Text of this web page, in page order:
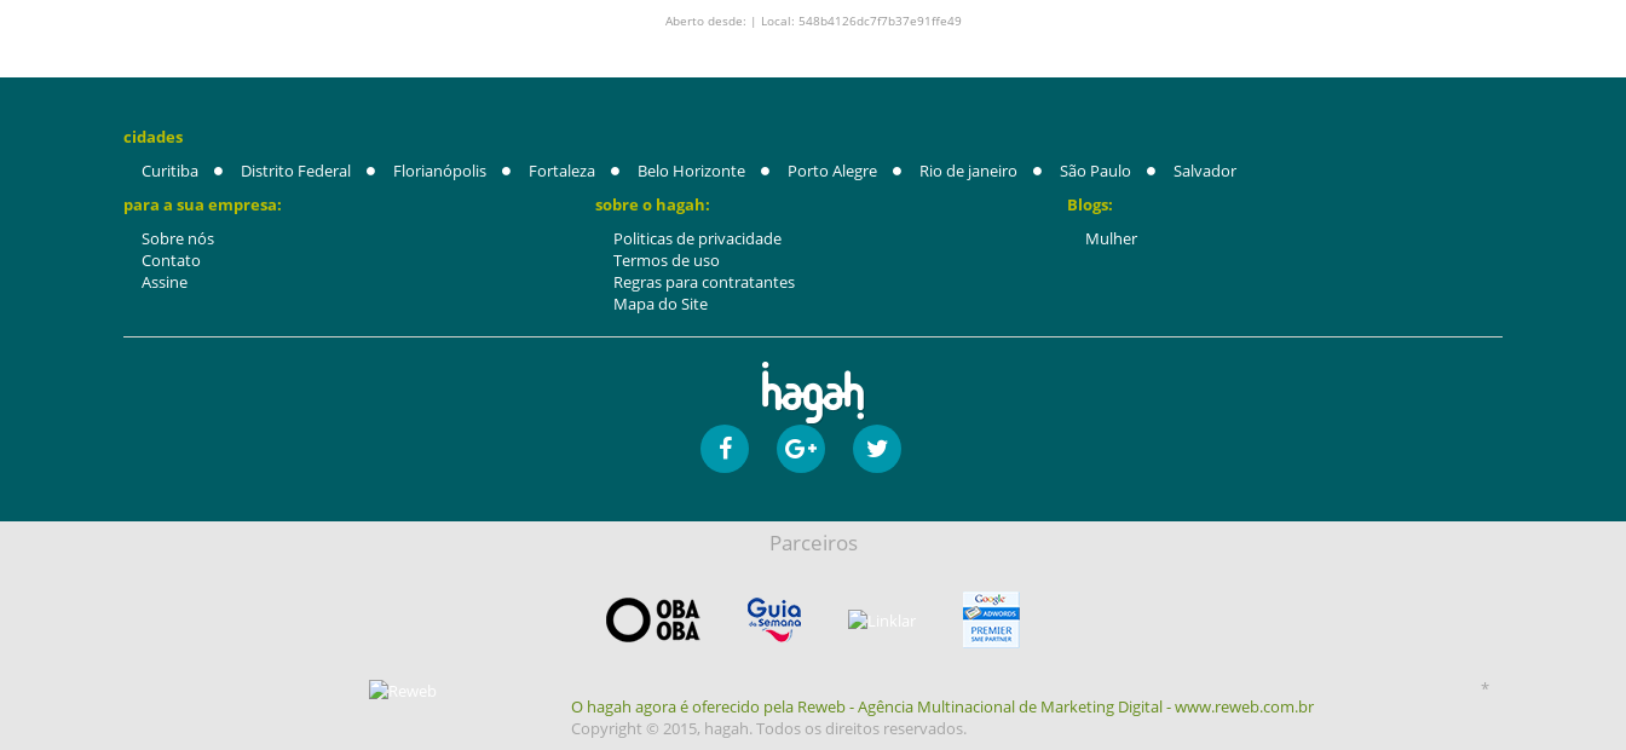
Aberto desde: | Local: 548b4126dc7f7b37e91ffe49
cidades
Curitiba
Distrito Federal Florianópolis Fortaleza Belo Horizonte Porto Alegre Rio de janeiro São Paulo
Salvador
para a sua empresa:
Sobre nós
Contato
Assine
sobre o hagah:
Politicas de privacidade
Termos de uso
Regras para contratantes
Mapa do Site
Blogs:
Mulher
Parceiros
O hagah agora é oferecido pela Reweb - Agência Multinacional de Marketing Digital - www.reweb.com.br
Copyright © 2015, hagah. Todos os direitos reservados.
*